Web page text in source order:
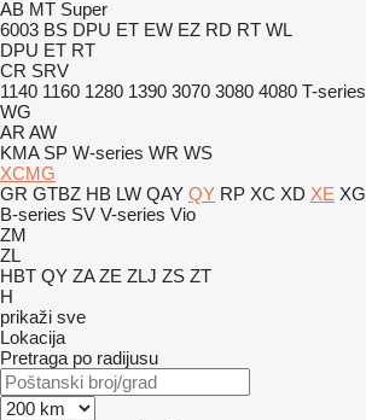
AB MT Super
6003 BS DPU ET EW EZ RD RT WL
DPU ET RT
CR SRV
1140 1160 1280 1390 3070 3080 4080 T-series
WG
AR AW
KMA SP W-series WR WS
XCMG
GR GTBZ HB LW QAY QY RP XC XD XE XG
B-series SV V-series Vio
ZM
ZL
HBT QY ZA ZE ZLJ ZS ZT
H
prikaži sve
Lokacija
Pretraga po radijusu